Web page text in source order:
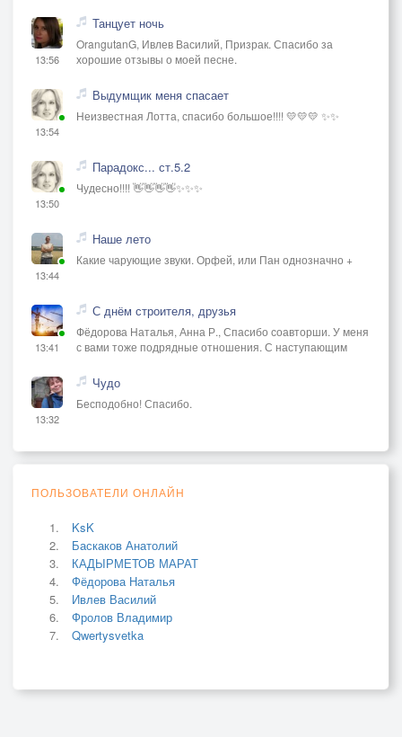
13:56
Танцует ночь
OrangutanG, Ивлев Василий, Призрак. Спасибо за
хорошие отзывы о моей песне.
13:54
Выдумщик меня спасает
Неизвестная Лотта, спасибо большое!!!! 💛💛💛 ✨✨
13:50
Парадокс... ст.5.2
Чудесно!!!! 👋👋👋👋✨✨✨
13:44
Наше лето
Какие чарующие звуки. Орфей, или Пан однозначно +
13:41
С днём строителя, друзья
Фёдорова Наталья, Анна Р., Спасибо соавторши. У меня
с вами тоже подрядные отношения. С наступающим
13:32
Чудо
Бесподобно! Спасибо.
ПОЛЬЗОВАТЕЛИ ОНЛАЙН
KsK
Баскаков Анатолий
КАДЫРМЕТОВ МАРАТ
Фёдорова Наталья
Ивлев Василий
Фролов Владимир
Qwertysvetka